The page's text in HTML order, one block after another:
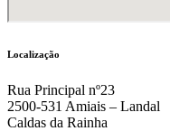
Localização
Rua Principal nº23
2500-531 Amiais – Landal
Caldas da Rainha